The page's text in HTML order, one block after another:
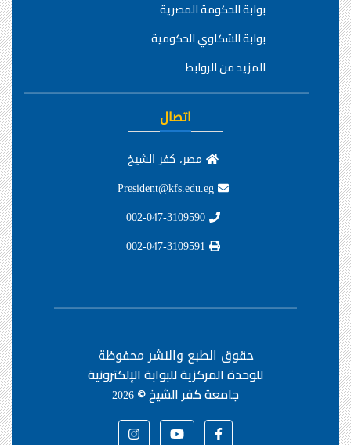
بوابة الحكومة المصرية
بوابة الشكاوي الحكومية
المزيد من الروابط
اتصال
مصر، كفر الشيخ
حقوق الطبع والنشر محفوظة
للوحدة المركزية للبوابة الإلكترونية
جامعة كفر الشيخ ©2026